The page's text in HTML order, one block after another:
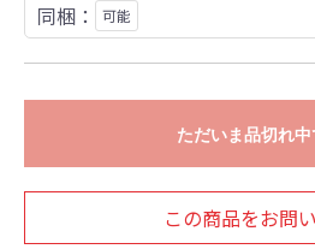
同梱： 可能
ただいま品切れ中
この商品をお問